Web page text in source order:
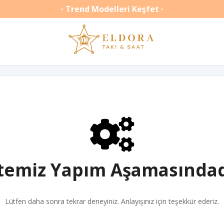
• Trend Modelleri Keşfet •
Yapım
Lütfen daha sonra tekrar deneyiniz. Anlayışınız için teşekkür ederiz.